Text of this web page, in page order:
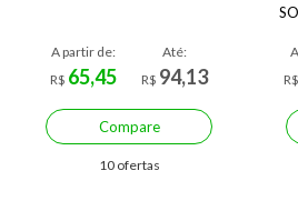
A partir de:
R$ 65,45
Até:
R$ 94,13
Compare
10 ofertas
R$